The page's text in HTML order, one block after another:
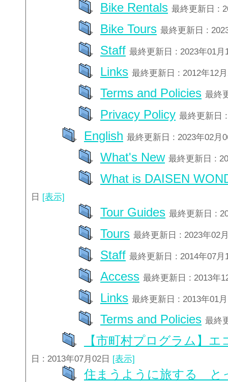
Bike Rentals 最終更新日 :
Bike Tours 最終更新日 :
Staff 最終更新日 : 2023年01
Links 最終更新日 : 2012年12
Terms and Policies 最終
Privacy Policy 最終更新日
English 最終更新日 : 2023年02月
What's New 最終更新日 :
What is DAISEN
日 [表示]
Tour Guides 最終更新日 :
Tours 最終更新日 : 2023年02
Staff 最終更新日 : 2014年07
Access 最終更新日 : 2013年
Links 最終更新日 : 2013年01
Terms and Policies 最終
【市町村プログラム】
日 : 2013年07月02日 [表示]
住まうように旅する と